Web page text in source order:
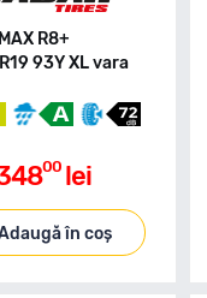
R8+
93Y XL vara
00 lei
în coș